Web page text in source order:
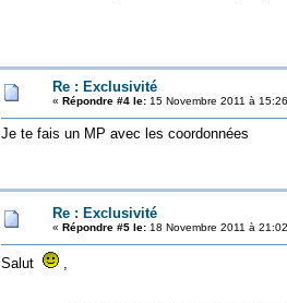
Re : Exclusivité
« Répondre #4 le:15 Novembre 2011 à
Je te fais un MP avec les coordonnées
Re : Exclusivité
« Répondre #5 le:18 Novembre 2011 à
Salut ,